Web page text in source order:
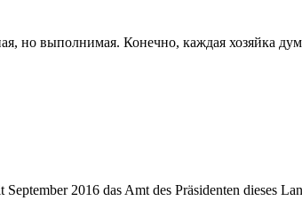
но выполнимая. Конечно, каждая хозяйка
2016 das Amt des Präsidenten dieses